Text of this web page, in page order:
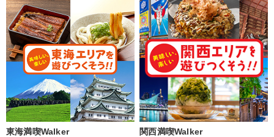
東海満喫Walker 関西満喫Walker